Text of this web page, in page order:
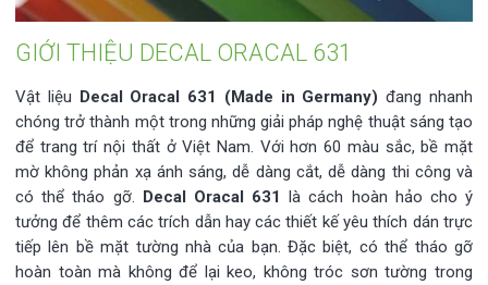
GIỚI THIỆU DECAL ORACAL 631
Vật liệu Decal Oracal 631 (Made in Germany)đang nhanh
chóng trở thành một trong những giải pháp nghệ thuật sáng tạo
để trang trí nội thất ở Việt Nam. Với hơn 60 màu sắc, bề mặt
mờ không phản xạ ánh sáng, dễ dàng cắt, dễ dàng thi công và
có thể tháo gỡ. Decal Oracal 631 là cách hoàn hảo cho ý
tưởng để thêm các trích dẫn hay các thiết kế yêu thích dán trực
tiếp lên bề mặt tường nhà của bạn. Đặc biệt, có thể tháo gỡ
hoàn toàn mà không để lại keo, không tróc sơn tường trong